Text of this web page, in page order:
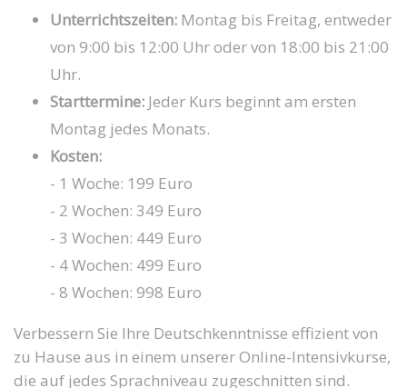
Unterrichtszeiten:Montag bis Freitag, entweder
von 9:00 bis 12:00 Uhr oder von 18:00 bis 21:00
Uhr.
Starttermine:Jeder Kurs beginnt am ersten
Montag jedes Monats.
Kosten:
- 1 Woche: 199 Euro
- 2 Wochen: 349 Euro
- 3 Wochen: 449 Euro
- 4 Wochen: 499 Euro
- 8 Wochen: 998 Euro
Verbessern Sie Ihre Deutschkenntnisse effizient von
zu Hause aus in einem unserer Online-Intensivkurse,
die auf jedes Sprachniveau zugeschnitten sind.